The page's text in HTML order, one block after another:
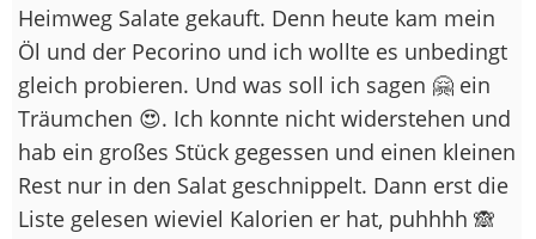
Heimweg Salate gekauft. Denn heute kam mein
Öl und der Pecorino und ich wollte es unbedingt
gleich probieren. Und was soll ich sagen 🤗 ein
Träumchen 😍. Ich konnte nicht widerstehen und
hab ein großes Stück gegessen und einen kleinen
Rest nur in den Salat geschnippelt. Dann erst die
Liste gelesen wieviel Kalorien er hat, puhhhh 🙈